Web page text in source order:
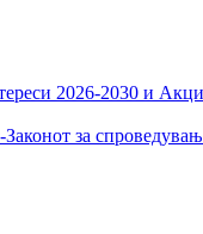
2026-2030 и
за